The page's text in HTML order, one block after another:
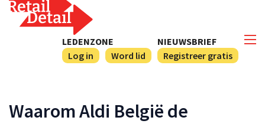
NIEUWSBRIEF
Registreer gratis
LEDENZONE
Log in
Word lid
Waarom Aldi België de